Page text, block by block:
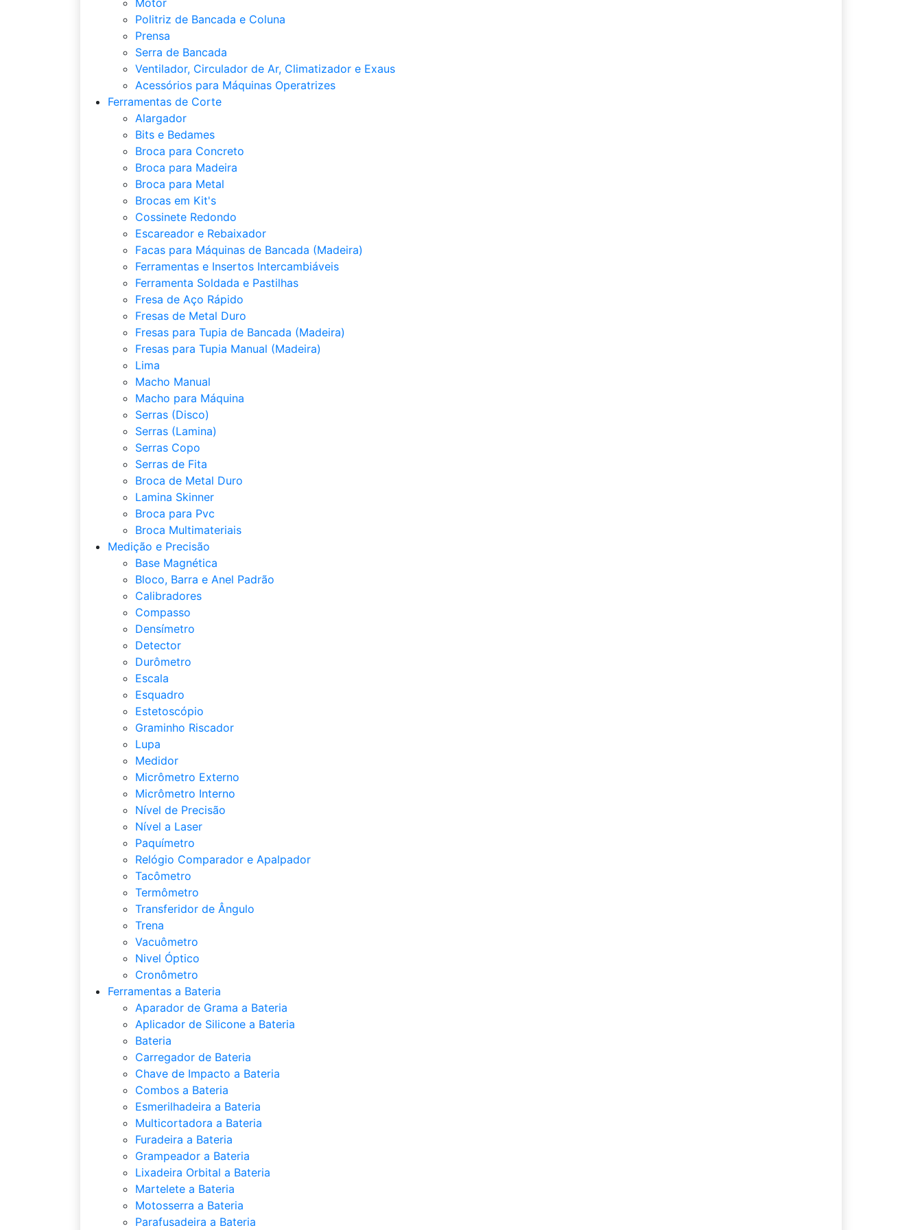
Motor
Politriz de Bancada e Coluna
Prensa
Serra de Bancada
Ventilador, Circulador de Ar, Climatizador e Exaus
Acessórios para Máquinas Operatrizes
Ferramentas de Corte
Alargador
Bits e Bedames
Broca para Concreto
Broca para Madeira
Broca para Metal
Brocas em Kit's
Cossinete Redondo
Escareador e Rebaixador
Facas para Máquinas de Bancada (Madeira)
Ferramentas e Insertos Intercambiáveis
Ferramenta Soldada e Pastilhas
Fresa de Aço Rápido
Fresas de Metal Duro
Fresas para Tupia de Bancada (Madeira)
Fresas para Tupia Manual (Madeira)
Lima
Macho Manual
Macho para Máquina
Serras (Disco)
Serras (Lamina)
Serras Copo
Serras de Fita
Broca de Metal Duro
Lamina Skinner
Broca para Pvc
Broca Multimateriais
Medição e Precisão
Base Magnética
Bloco, Barra e Anel Padrão
Calibradores
Compasso
Densímetro
Detector
Durômetro
Escala
Esquadro
Estetoscópio
Graminho Riscador
Lupa
Medidor
Micrômetro Externo
Micrômetro Interno
Nível de Precisão
Nível a Laser
Paquímetro
Relógio Comparador e Apalpador
Tacômetro
Termômetro
Transferidor de Ângulo
Trena
Vacuômetro
Nivel Óptico
Cronômetro
Ferramentas a Bateria
Aparador de Grama a Bateria
Aplicador de Silicone a Bateria
Bateria
Carregador de Bateria
Chave de Impacto a Bateria
Combos a Bateria
Esmerilhadeira a Bateria
Multicortadora a Bateria
Furadeira a Bateria
Grampeador a Bateria
Lixadeira Orbital a Bateria
Martelete a Bateria
Motosserra a Bateria
Parafusadeira a Bateria